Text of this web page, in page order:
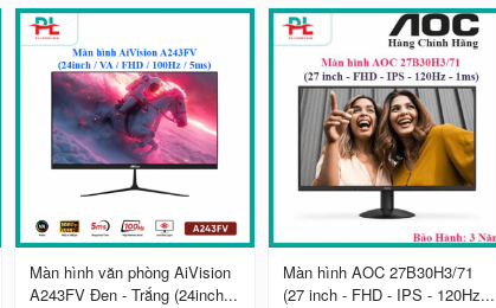
Màn hình văn phòng AiVision
A243FV Đen - Trắng (24inch...
Màn hình AOC 27B30H3/71
(27 inch - FHD - IPS - 120Hz...